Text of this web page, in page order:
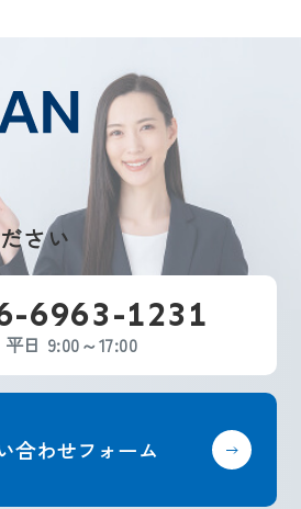
さい
6963-1231
平日 9:00～17:00
合わせフォーム